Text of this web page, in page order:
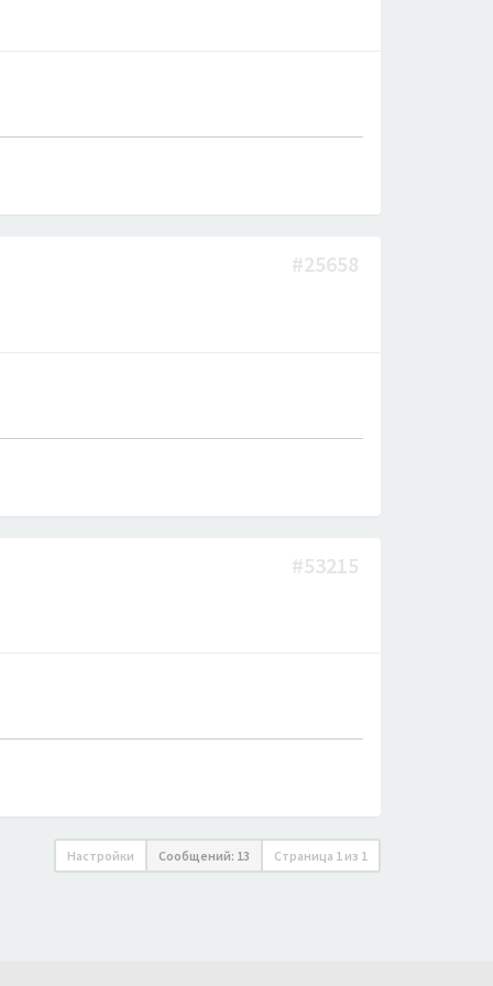
#25658
#53215
Настройки Сообщений: 13 Страница 1 из 1